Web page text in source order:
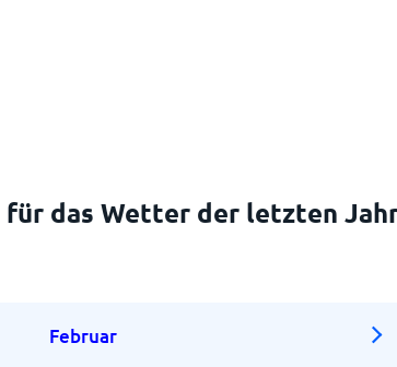
das Wetter der letzten
Februar